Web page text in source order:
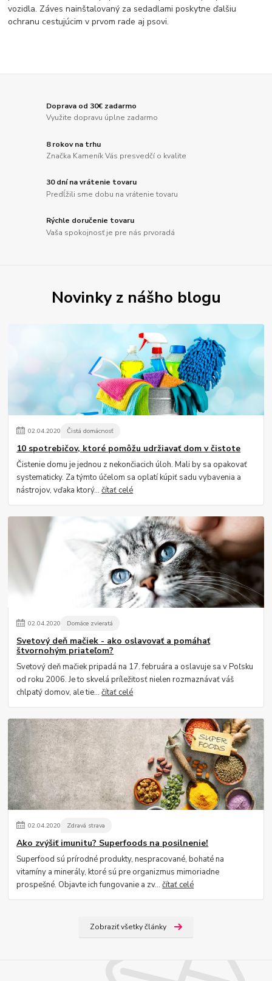
vozidla. Záves nainštalovaný za sedadlami poskytne ďalšiu
ochranu cestujúcim v prvom rade aj psovi.
Doprava od 30€ zadarmo
Využite dopravu úplne zadarmo
8 rokov na trhu
Značka Kameník Vás presvedčí o kvalite
30 dní na vrátenie tovaru
Predĺžili sme dobu na vrátenie tovaru
Rýchle doručenie tovaru
Vaša spokojnosť je pre nás prvoradá
Novinky z nášho blogu
02.04.2020 Čistá domácnosť
10 spotrebičov, ktoré pomôžu udržiavať dom v čistote
Čistenie domu je jednou z nekončiacich úloh. Mali by sa opakovať
systematicky. Za týmto účelom sa oplatí kúpiť sadu vybavenia a
nástrojov, vďaka ktorý...čítať celé
02.04.2020 Domáce zvieratá
Svetový deň mačiek - ako oslavovať a pomáhať
štvornohým priateľom?
Svetový deň mačiek pripadá na 17. februára a oslavuje sa v Poľsku
od roku 2006. Je to skvelá príležitosť nielen rozmaznávať váš
chlpatý domov, ale tie...čítať celé
02.04.2020 Zdravá strava
Ako zvýšiť imunitu? Superfoods na posilnenie!
Superfood sú prírodné produkty, nespracované, bohaté na
vitamíny a minerály, ktoré sú pre organizmus mimoriadne
prospešné. Objavte ich fungovanie a zv...čítať celé
Zobraziť všetky články